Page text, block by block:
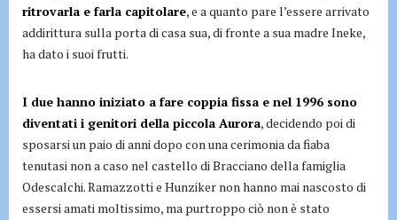
ritrovarla e farla capitolare, e a quanto pare l’essere arrivato
addirittura sulla porta di casa sua, di fronte a sua madre Ineke,
ha dato i suoi frutti.
I due hanno iniziato a fare coppia fissa e nel 1996 sono
diventati i genitori della piccola Aurora, decidendo poi di
sposarsi un paio di anni dopo con una cerimonia da fiaba
tenutasi non a caso nel castello di Bracciano della famiglia
Odescalchi. Ramazzotti e Hunziker non hanno mai nascosto di
essersi amati moltissimo, ma purtroppo ciò non è stato